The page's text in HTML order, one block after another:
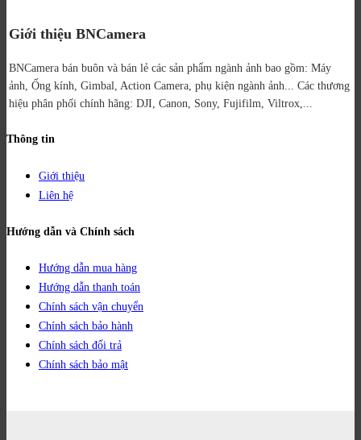
Giới thiệu BNCamera
BNCamera bán buôn và bán lẻ các sản phẩm ngành ảnh bao gồm: Máy
ảnh, Ống kính, Gimbal, Action Camera, phụ kiện ngành ảnh...
Các thương
hiệu phân phối chính hãng: DJI, Canon, Sony, Fujifilm, Viltrox,...
Thông tin
Giới thiệu
Liên hệ
Hướng dẫn và Chính sách
Hướng dẫn mua hàng
Hướng dẫn thanh toán
Chính sách vận chuyển
Chính sách bảo hành
Chính sách đổi trả
Chính sách bảo mật